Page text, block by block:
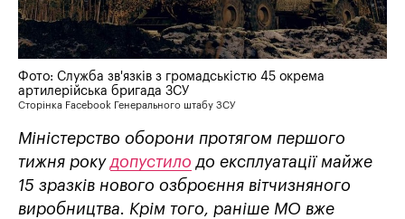
Фото: Cлужба зв'язків з громадськістю 45 окрема
артилерійська бригада ЗСУ
Сторінка Facebook Генерального штабу ЗСУ
Міністерство оборони протягом першого
тижня рокудопустило до експлуатації майже
15 зразків нового озброєння вітчизняного
виробництва. Крім того, раніше МО вже